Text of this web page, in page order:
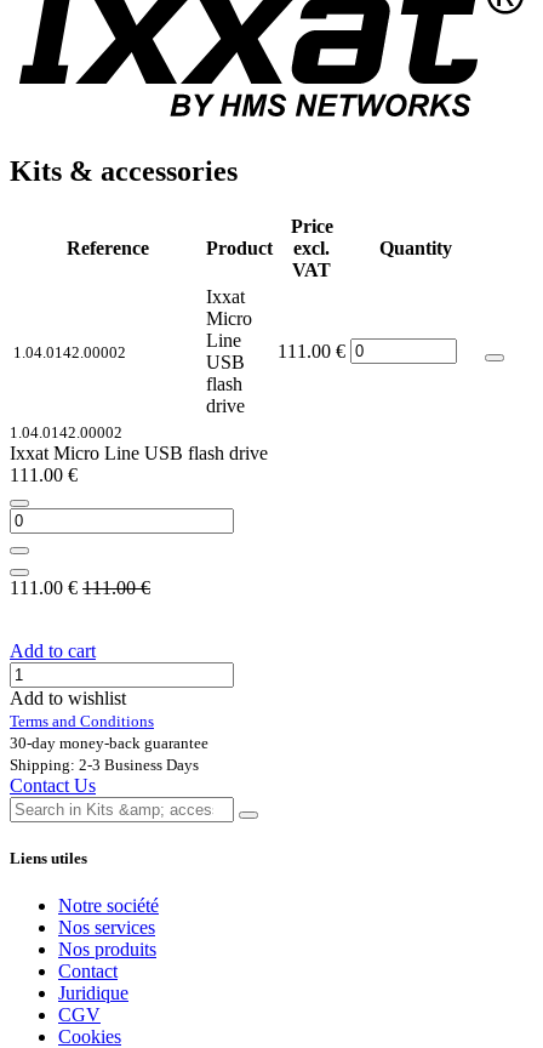
Kits & accessories
Reference Product
Price
excl.
VAT
Quantity
1.04.0142.00002
Ixxat
Micro
Line
USB
flash
drive
111.00 €
1.04.0142.00002
Ixxat Micro Line USB flash drive
111.00 €
111.00 € 111.00€
Add to cart
Add to wishlist
Terms and Conditions
30-day money-back guarantee
Shipping: 2-3 Business Days
Contact Us
Liens utiles
Notre société
Nos services
Nos produits
Contact
Juridique
CGV
Cookies